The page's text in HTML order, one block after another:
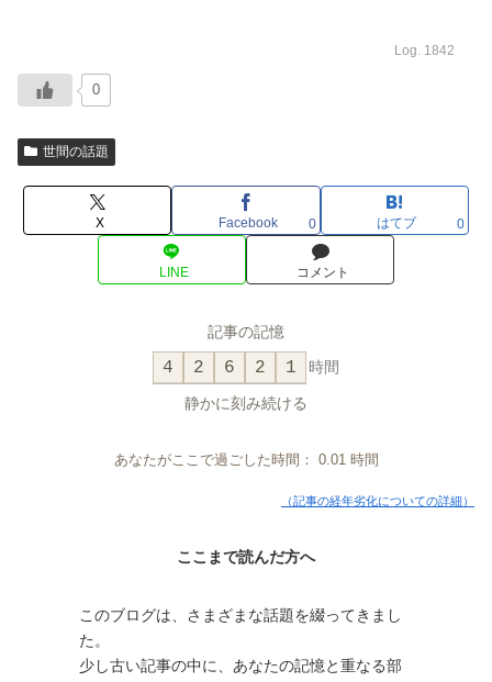
Log. 1842
0
世間の話題
X Facebook 0 はてブ 0
LINE コメント
記事の記憶
4 2 6 2 1 時間
静かに刻み続ける
あなたがここで過ごした時間： 0.01時間
（記事の経年劣化についての詳細）
ここまで読んだ方へ
このブログは、さまざまな話題を綴ってきまし
た。
少し古い記事の中に、あなたの記憶と重なる部